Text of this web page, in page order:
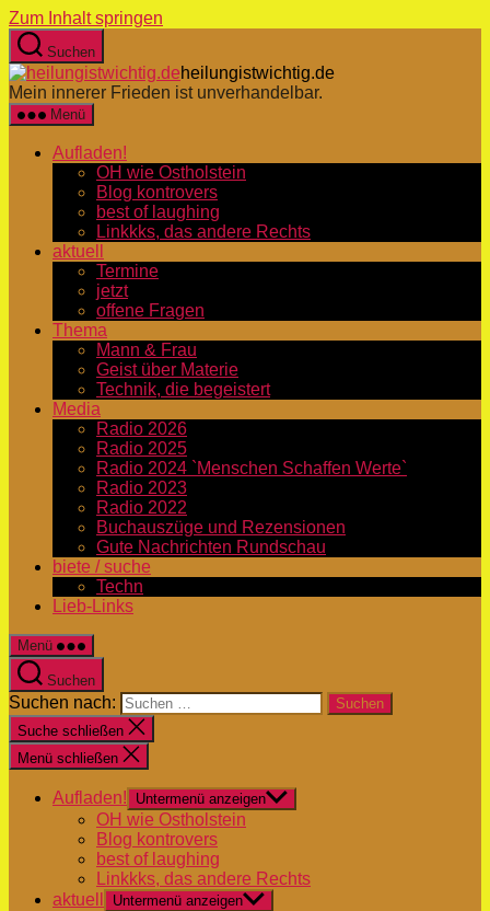
Zum Inhalt springen
Suchen
heilungistwichtig.de
Mein innerer Frieden ist unverhandelbar.
Menü
Aufladen!
OH wie Ostholstein
Blog kontrovers
best of laughing
Linkkks, das andere Rechts
aktuell
Termine
jetzt
offene Fragen
Thema
Mann & Frau
Geist über Materie
Technik, die begeistert
Media
Radio 2026
Radio 2025
Radio 2024 `Menschen Schaffen Werte`
Radio 2023
Radio 2022
Buchauszüge und Rezensionen
Gute Nachrichten Rundschau
biete / suche
Techn
Lieb-Links
Menü
Suchen
Suchen nach:
Suche schließen
Menü schließen
Aufladen! Untermenü anzeigen
OH wie Ostholstein
Blog kontrovers
best of laughing
Linkkks, das andere Rechts
aktuell
Untermenü anzeigen